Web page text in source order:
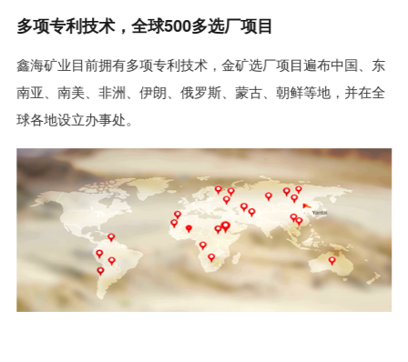
多项专利技术，全球500多选厂项目
鑫海矿业目前拥有多项专利技术，金矿选厂项目遍布中国、东
南亚、南美、非洲、伊朗、俄罗斯、蒙古、朝鲜等地，并在全
球各地设立办事处。